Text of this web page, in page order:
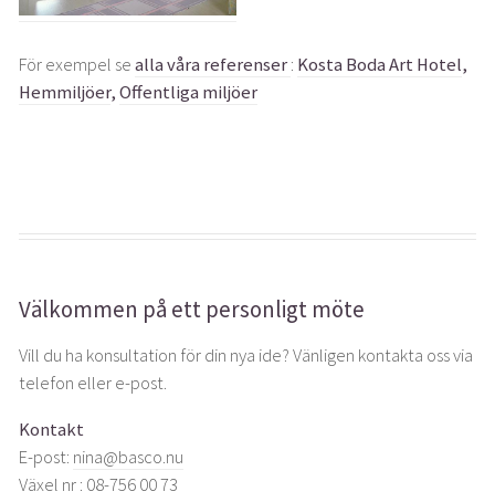
För exempel sealla våra referenser: Kosta Boda Art Hotel,
Hemmiljöer,Offentliga miljöer
Välkommen på ett personligt möte
Vill du ha konsultation för din nya ide? Vänligen kontakta oss via
telefon eller e-post.
Kontakt
E-post: nina@basco.nu
Växel nr : 08-756 00 73